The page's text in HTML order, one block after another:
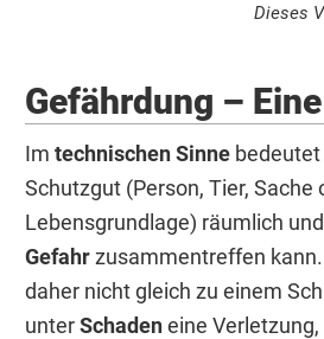
Dieses
Gefährdung –
Im technischen Sinne bedeutet
Schutzgut (Person, Tier, Sache
Lebensgrundlage) räumlich
Gefahrzusammentreffen
daher nicht gleich zu einem
unterSchadeneine